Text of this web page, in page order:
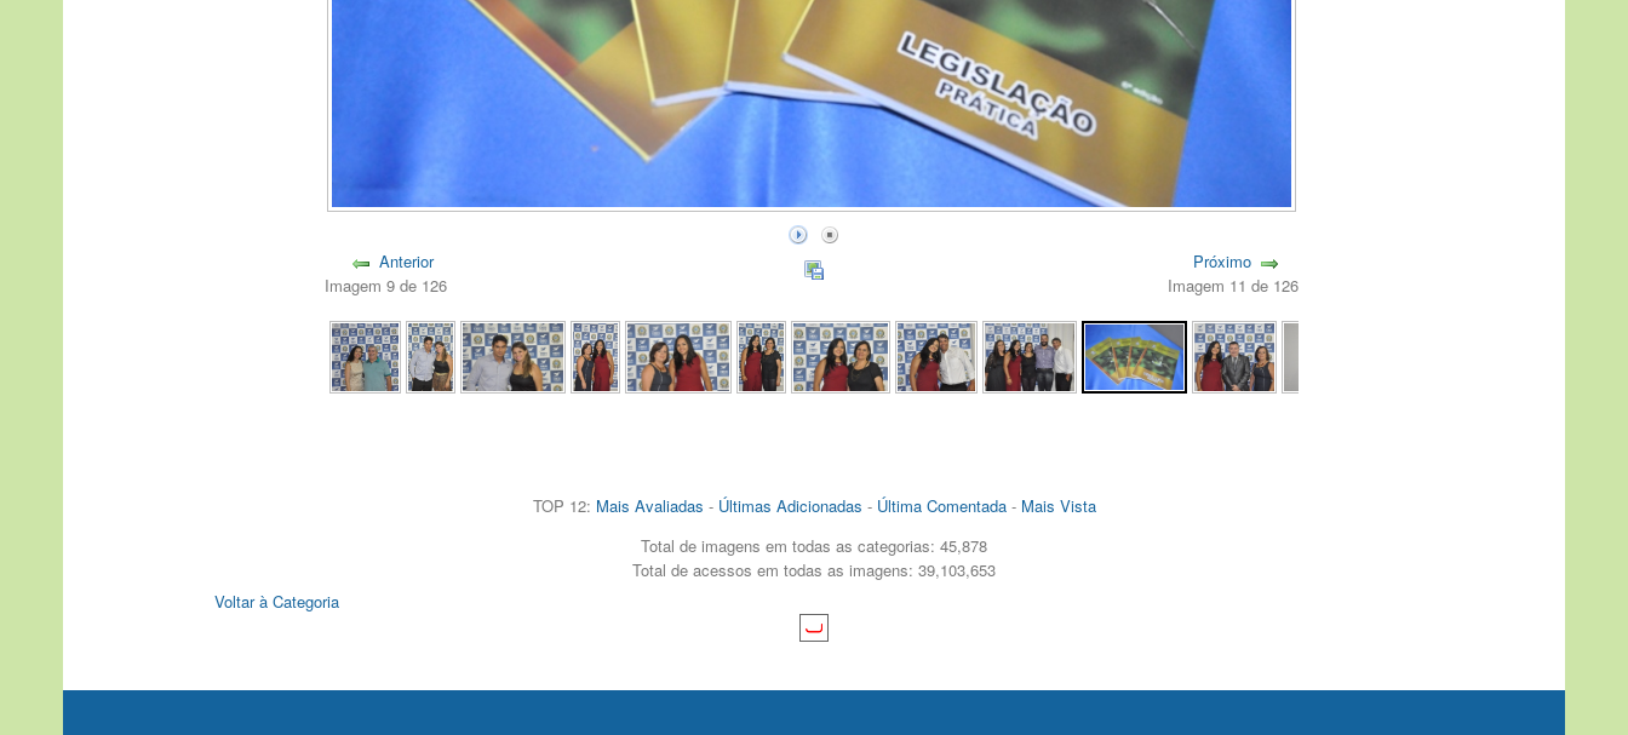
Anterior
Imagem 9 de 126
Próximo
Imagem 11 de 126
TOP 12: Mais Avaliadas - Últimas Adicionadas - Última Comentada- Mais Vista
Total de imagens em todas as categorias: 45,878
Total de acessos em todas as imagens: 39,103,653
Voltar à Categoria